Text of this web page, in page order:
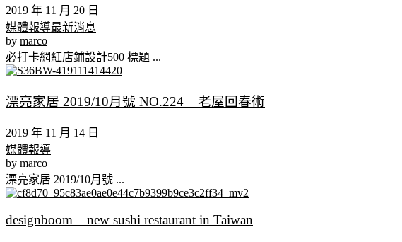
2019 年 11 月 20 日
媒體報導最新消息
by marco
必打卡網紅店鋪設計500 標題 ...
漂亮家居 2019/10月號 NO.224 – 老屋回春術
2019 年 11 月 14 日
媒體報導
by marco
漂亮家居 2019/10月號 ...
designboom – new sushi restaurant in Taiwan